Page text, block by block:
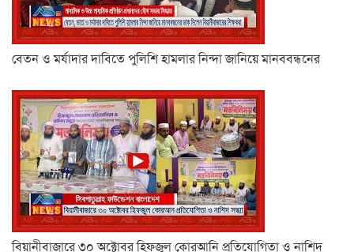
বেতন ও মর্যাদার দাবিতে পুলিশি হামলার নিন্দা জানিয়ে মানববন্ধনের
বিয়ানীবাজারে ৩০ অক্টোবর হিফজুল কোরআনি প্রতিযোগিতা ও নাশিদ